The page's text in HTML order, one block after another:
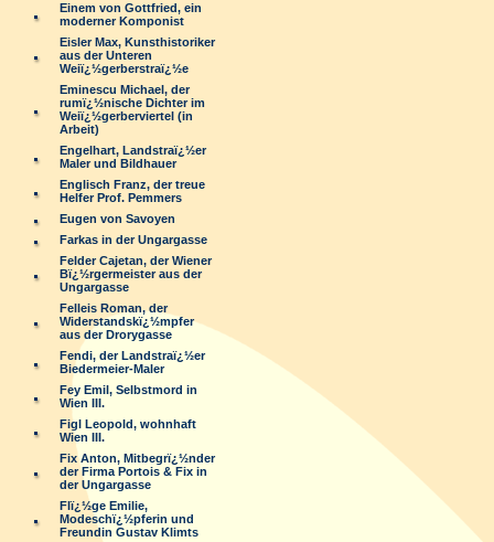
Einem von Gottfried, ein
moderner Komponist
Eisler Max, Kunsthistoriker
aus der Unteren
Weiï¿½gerberstraï¿½e
Eminescu Michael, der
rumï¿½nische Dichter im
Weiï¿½gerberviertel (in
Arbeit)
Engelhart, Landstraï¿½er
Maler und Bildhauer
Englisch Franz, der treue
Helfer Prof. Pemmers
Eugen von Savoyen
Farkas in der Ungargasse
Felder Cajetan, der Wiener
Bï¿½rgermeister aus der
Ungargasse
Felleis Roman, der
Widerstandskï¿½mpfer
aus der Drorygasse
Fendi, der Landstraï¿½er
Biedermeier-Maler
Fey Emil, Selbstmord in
Wien III.
Figl Leopold, wohnhaft
Wien III.
Fix Anton, Mitbegrï¿½nder
der Firma Portois & Fix in
der Ungargasse
Flï¿½ge Emilie,
Modeschï¿½pferin und
Freundin Gustav Klimts